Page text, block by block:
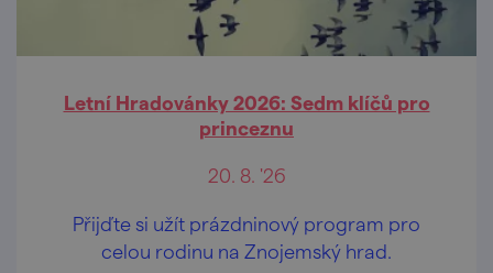
Letní Hradovánky 2026: Sedm klíčů pro
princeznu
20. 8. '26
Přijďte si užít prázdninový program pro
celou rodinu na Znojemský hrad.